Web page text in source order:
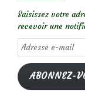
Saisissez votre
recevoir une
Adresse
e-
mail
ABONNEZ-